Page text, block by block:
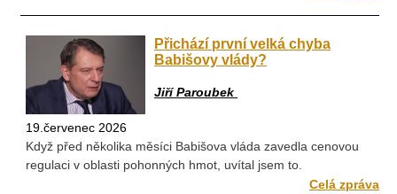
Přichází první velká chyba
Babišovy vlády?
Jiří Paroubek
19.červenec 2026
Když před několika měsíci Babišova vláda zavedla cenovou
regulaci v oblasti pohonných hmot, uvítal jsem to.
Celá zpráva